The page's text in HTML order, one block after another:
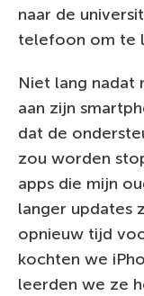
naar de
telefoon om te
Niet lang nadat
aan zijn
dat de
zou worden
apps die mijn
langer updates
opnieuw tijd
kochten we
leerden we ze